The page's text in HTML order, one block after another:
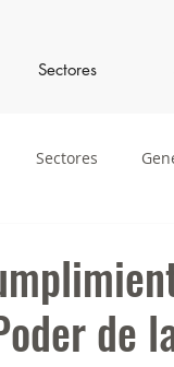
Sectores
Sectores
de